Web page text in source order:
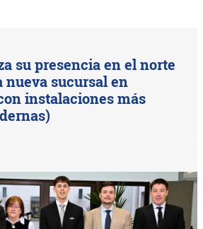
su presencia en el norte
nueva sucursal en
instalaciones más